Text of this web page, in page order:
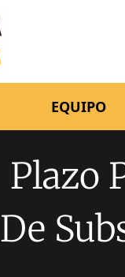
EQUIPO
Plazo
De